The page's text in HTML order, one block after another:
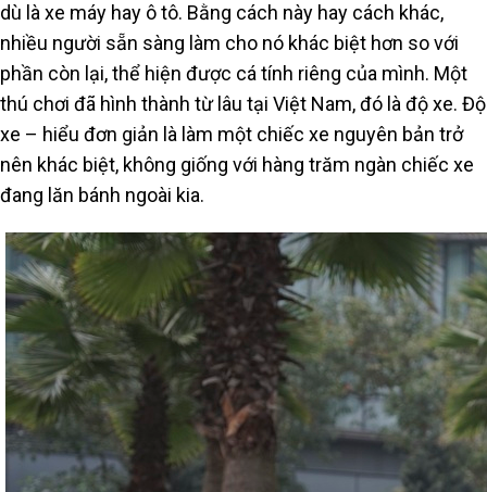
dù là xe máy hay ô tô. Bằng cách này hay cách khác,
nhiều người sẵn sàng làm cho nó khác biệt hơn so với
phần còn lại, thể hiện được cá tính riêng của mình. Một
thú chơi đã hình thành từ lâu tại Việt Nam, đó là độ xe. Độ
xe – hiểu đơn giản là làm một chiếc xe nguyên bản trở
nên khác biệt, không giống với hàng trăm ngàn chiếc xe
đang lăn bánh ngoài kia.